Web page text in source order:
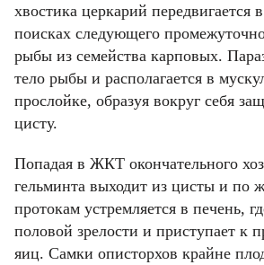
хвостика церкарий передвигается
поисках следующего
рыбы из семейства карповых.
тело рыбы и располагается в
прослойке, образуя вокруг себя
цисту.
Попадая в ЖКТ окончательного
гельминта выходит из цисты и по
протокам устремляется в печень,
половой зрелости и приступает к
яиц. Самки описторхов крайне